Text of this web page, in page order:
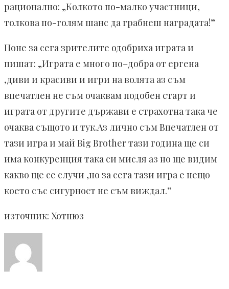
рационално: „Колкото по-малко участници,
толкова по-голям шанс да грабнеш наградата!”
Поне за сега зрителите одобриха играта и
пишат: „Играта е много по–добра от ергена
,диви и красиви и игри наволята аз съм
впечатленне съм очаквамподобен старт и
играта от другите държави е страхотнатакаче
очаква същото и тук.Аз лично съмВпечатлен от
тази играи май Big Brotherтази годинаще си
имаконкуренция така си мисля аз но ще видим
какво ще се случи ,но за сегатази игра е нещо
което със сигурност не съмвиждал.”
източник: Хотнюз